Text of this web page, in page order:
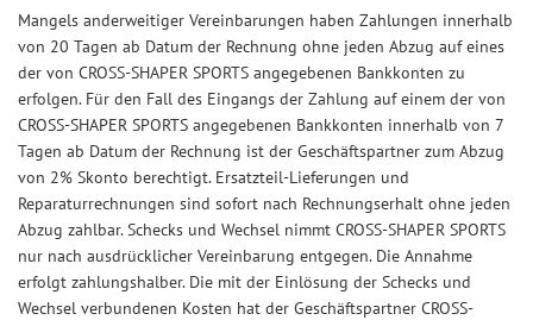
Mangels anderweitiger Vereinbarungen haben Zahlungen innerhalb
von 20 Tagen ab Datum der Rechnung ohne jeden Abzug auf eines
der von CROSS-SHAPER SPORTS angegebenen Bankkonten zu
erfolgen. Für den Fall des Eingangs der Zahlung auf einem der von
CROSS-SHAPER SPORTS angegebenen Bankkonten innerhalb von 7
Tagen ab Datum der Rechnung ist der Geschäftspartner zum Abzug
von 2% Skonto berechtigt. Ersatzteil-Lieferungen und
Reparaturrechnungen sind sofort nach Rechnungserhalt ohne jeden
Abzug zahlbar. Schecks und Wechsel nimmt CROSS-SHAPER SPORTS
nur nach ausdrücklicher Vereinbarung entgegen. Die Annahme
erfolgt zahlungshalber. Die mit der Einlösung der Schecks und
Wechsel verbundenen Kosten hat der Geschäftspartner CROSS-